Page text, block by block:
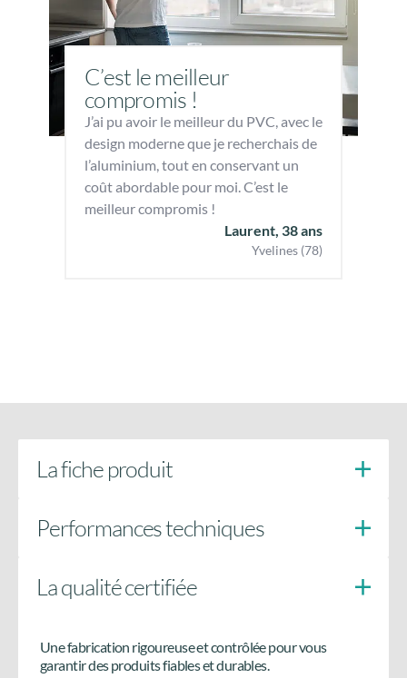
C’est le meilleur
compromis !
J’ai pu avoir le meilleur du PVC, avec le
design moderne que je recherchais de
l’aluminium, tout en conservant un
coût abordable pour moi. C’est le
meilleur compromis !
Laurent, 38 ans
Yvelines (78)
La fiche produit
Performances techniques
Levier en feuillure toute hauteur
La qualité certifiée
Une fabrication rigoureuse et contrôlée pour vous
garantir des produits fiables et durables.